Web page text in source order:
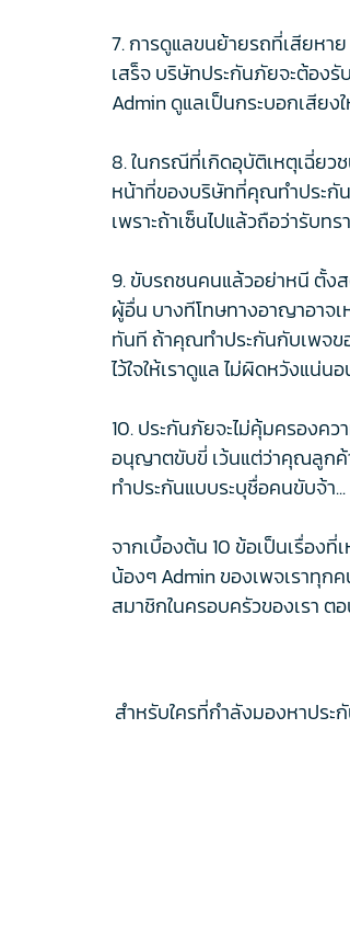
7. การดูแลขนย้ายรถที่เสียหา
เสร็จ บริษัทประกันภัยจะต้องรั
Admin ดูแลเป็นกระบอกเสียงใ
8. ในกรณีที่เกิดอุบัติเหตุเฉี่ยว
หน้าที่ของบริษัทที่คุณทำประกัน
เพราะถ้าเซ็นไปแล้วถือว่ารับท
9. ขับรถชนคนแล้วอย่าหนี ตั้ง
ผู้อื่น บางทีโทษทางอาญาอาจ
ทันที ถ้าคุณทำประกันกับเพจข
ไว้ใจให้เราดูแล ไม่ผิดหวังแน่น
10. ประกันภัยจะไม่คุ้มครองค
อนุญาตขับขี่ เว้นแต่ว่าคุณลูกค้
ทำประกันแบบระบุชื่อคนขับจ้า...
จากเบื้องต้น 10 ข้อเป็นเรื่อง
น้องๆ Admin ของเพจเราทุก
สมาชิกในครอบครัวของเรา ต
สำหรับใครที่กำลังมองหาประ